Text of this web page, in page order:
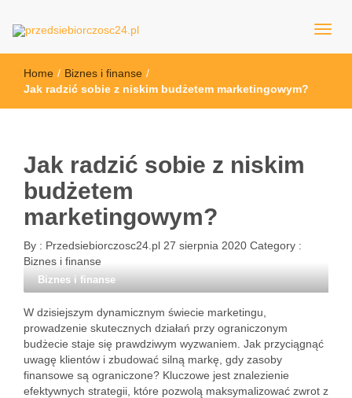
przedsiebiorczosc24.pl
Home / Biznes i finanse /
Jak radzić sobie z niskim budżetem marketingowym?
Jak radzić sobie z niskim
budżetem
marketingowym?
By : Przedsiebiorczosc24.pl 27 sierpnia 2020 Category :
Biznes i finanse
Biznes i finanse
W dzisiejszym dynamicznym świecie marketingu,
prowadzenie skutecznych działań przy ograniczonym
budżecie staje się prawdziwym wyzwaniem. Jak przyciągnąć
uwagę klientów i zbudować silną markę, gdy zasoby
finansowe są ograniczone? Kluczowe jest znalezienie
efektywnych strategii, które pozwolą maksymalizować zwrot z